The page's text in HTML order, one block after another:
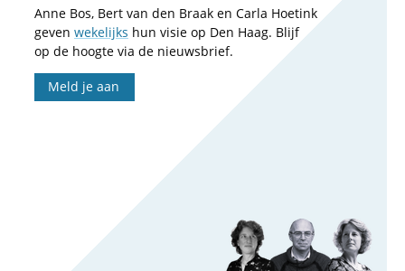
Anne Bos, Bert van den Braak en Carla Hoetink
geven wekelijks hun visie op Den Haag. Blijf
op de hoogte via de nieuwsbrief.
Meld je aan